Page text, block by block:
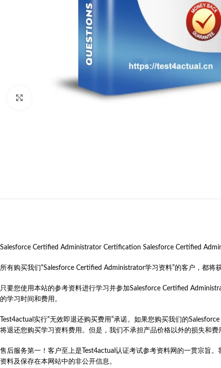
Salesforce Certified Administrator Certification Salesforce Certified
所有购买我们“Salesforce Certified Administrator学习资料”的客户，都
只要您使用本站的参考资料进行学习并参加Salesforce Certified
的学习时间和费用。
Test4actual实行“无效即退还购买费用”承诺。如果您购买我们的
将退还您购买学习资料费用。但是，我们不承担产品价格以外的损失和费
售后服务第一！客户至上是Test4actual认证考试参考资料网的一贯宗旨
资料及保存在本网站中的非公开信息。